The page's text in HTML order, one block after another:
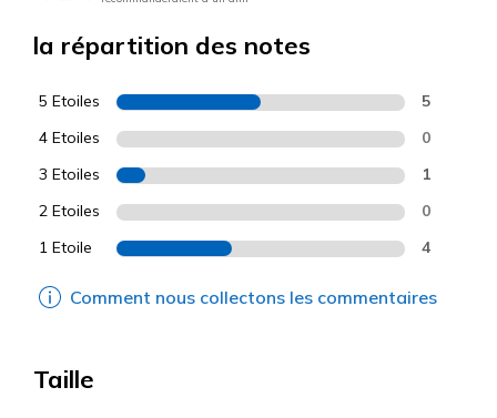
la répartition des notes
5 Etoiles 5
4 Etoiles 0
3 Etoiles 1
2 Etoiles 0
1 Etoile 4
Comment nous collectons les commentaires
Taille